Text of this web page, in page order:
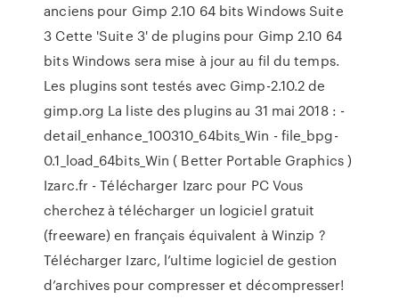
anciens pour Gimp 2.10 64 bits Windows Suite
3 Cette 'Suite 3' de plugins pour Gimp 2.10 64
bits Windows sera mise à jour au fil du temps.
Les plugins sont testés avec Gimp-2.10.2 de
gimp.org La liste des plugins au 31 mai 2018 : -
detail_enhance_100310_64bits_Win - file_bpg-
0.1_load_64bits_Win ( Better Portable Graphics )
Izarc.fr - Télécharger Izarc pour PC Vous
cherchez à télécharger un logiciel gratuit
(freeware) en français équivalent à Winzip ?
Télécharger Izarc, l’ultime logiciel de gestion
d’archives pour compresser et décompresser!